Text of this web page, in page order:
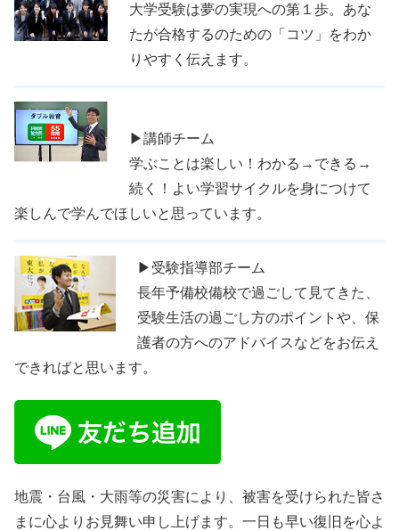
大学受験は夢の実現への第１歩。あな
たが合格するのための「コツ」をわか
りやすく伝えます。
▶講師チーム
学ぶことは楽しい！わかる→できる→
続く！よい学習サイクルを身につけて
楽しんで学んでほしいと思っています。
▶受験指導部チーム
長年予備校備校で過ごして見てきた、
受験生活の過ごし方のポイントや、保
護者の方へのアドバイスなどをお伝え
できればと思います。
地震・台風・大雨等の災害により、被害を受けられた皆さ
まに心よりお見舞い申し上げます。一日も早い復旧を心よ